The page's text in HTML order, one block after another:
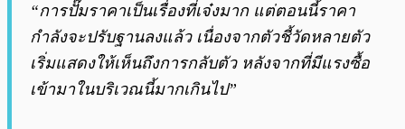
“การปั๊มราคาเป็นเรื่องที่เจ๋งมาก แต่ตอนนี้ราคา
กำลังจะปรับฐานลงแล้ว เนื่องจากตัวชี้วัดหลายตัว
เริ่มแสดงให้เห็นถึงการกลับตัว หลังจากที่มีแรงซื้อ
เข้ามาในบริเวณนี้มากเกินไป”